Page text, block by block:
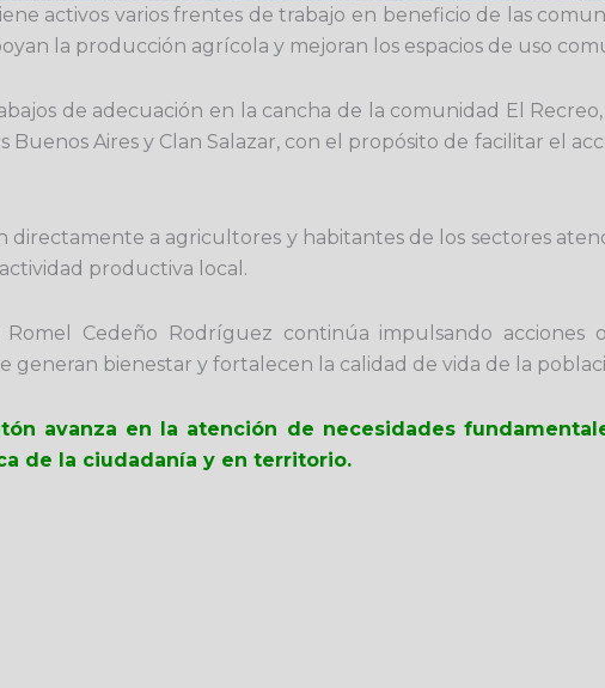
activos varios frentes de trabajo en beneficio de las
la producción agrícola y mejoran los espacios de uso
de adecuación en la cancha de la comunidad El
Buenos Aires y Clan Salazar, con el propósito de facilitar el
directamente a agricultores y habitantes de los sectores
productiva local.
Romel Cedeño Rodríguez continúa impulsando acciones
generan bienestar y fortalecen la calidad de vida de la
avanza en la atención de necesidades
de la ciudadanía y en territorio.